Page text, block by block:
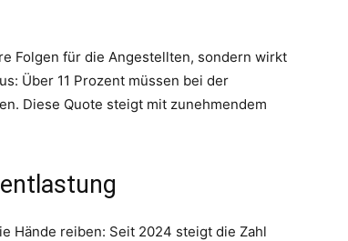
Folgen für die Angestellten, sondern wirkt
Über 11 Prozent müssen bei der
Diese Quote steigt mit zunehmendem
Hände reiben: Seit 2024 steigt die Zahl